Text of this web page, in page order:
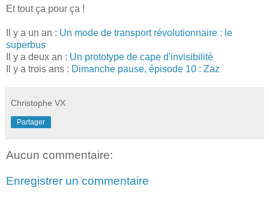
Et tout ça pour ça !
Il y a un an : Un mode de transport révolutionnaire : le
superbus
Il y a deux an : Un prototype de cape d'invisibilité
Il y a trois ans : Dimanche pause, épisode 10 : Zaz
Christophe VX
Partager
Aucun commentaire:
Enregistrer un commentaire